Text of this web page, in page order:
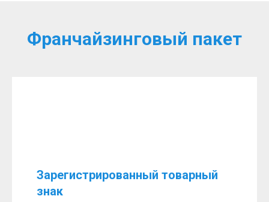
Франчайзинговый пакет
Зарегистрированный товарный
знак